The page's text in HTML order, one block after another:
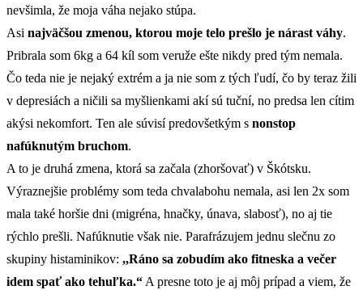
nevšimla, že moja váha nejako stúpa.
Asi najväčšou zmenou, ktorou moje telo prešlo je nárast váhy.
Pribrala som 6kg a 64 kíl som veruže ešte nikdy pred tým nemala.
Čo teda nie je nejaký extrém a ja nie som z tých ľudí, čo by teraz žili
v depresiách a ničili sa myšlienkami akí sú tuční, no predsa len cítim
akýsi nekomfort. Ten ale súvisí predovšetkým s nonstop
nafúknutým bruchom.
A to je druhá zmena, ktorá sa začala (zhoršovať) v Škótsku.
Výraznejšie problémy som teda chvalabohu nemala, asi len 2x som
mala také horšie dni (migréna, hnačky, únava, slabosť), no aj tie
rýchlo prešli. Nafúknutie však nie. Parafrázujem jednu slečnu zo
skupiny histaminikov: ,,Ráno sa zobudím ako fitneska a večer
idem spať ako tehuľka.“ A presne toto je aj môj prípad a viem, že